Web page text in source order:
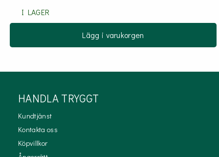
I LAGER
Lägg i varukorgen
HANDLA TRYGGT
Kundtjänst
Kontakta oss
Köpvillkor